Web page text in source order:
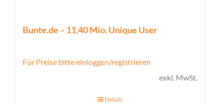
Bunte.de – 11,40 Mio. Unique User
Für Preise bitte einloggen/registrieren
exkl. MwSt.
Details